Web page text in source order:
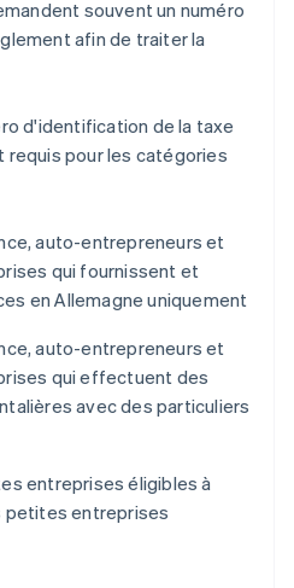
souvent un numéro
afin de traiter la
d'identification de la taxe
requis pour les catégories
auto-entrepreneurs et
qui fournissent et
en Allemagne uniquement
auto-entrepreneurs et
qui effectuent des
avec des particuliers
entreprises éligibles à
petites entreprises